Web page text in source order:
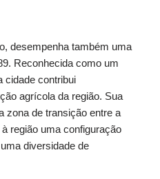
desempenha também uma
Reconhecida como um
cidade contribui
agrícola da região. Sua
zona de transição entre a
região uma configuração
diversidade de